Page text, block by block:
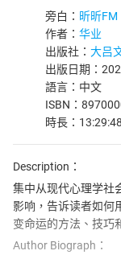
旁白： 昕昕FM
作者： 华业
出版社： 大吕
出版日期：
語言：中文
ISBN：
時長：13:29:48
Description：
集中从现代心理学社
影响，告诉读者如何
变命运的方法、技巧
Author Biograph：